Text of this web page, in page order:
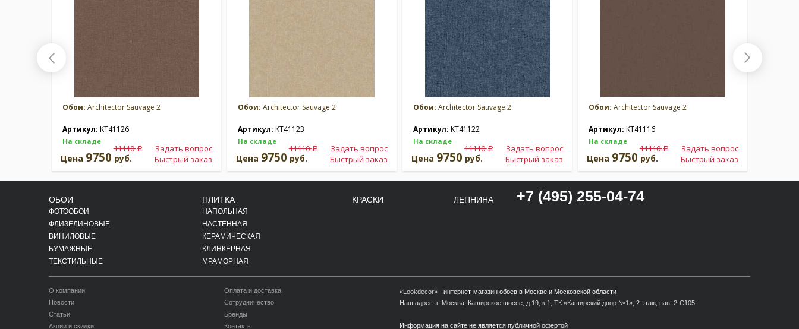
Обои: Architector Sauvage 2
Артикул: KT41126
На складе
Задать вопрос
Быстрый заказ
Цена 9750 руб.
11110a
Обои: Architector Sauvage 2
Артикул: KT41123
На складе
Задать вопрос
Быстрый заказ
Цена 9750 руб.
11110a
Обои: Architector Sauvage 2
Артикул: KT41122
На складе
Задать вопрос
Быстрый заказ
Цена 9750 руб.
11110a
Обои: Architector Sauvage 2
Артикул: KT41116
На складе
Задать вопрос
Быстрый заказ
Цена 9750 руб.
11110a
ОБОИ
ФОТООБОИ
ФЛИЗЕЛИНОВЫЕ
ВИНИЛОВЫЕ
БУМАЖНЫЕ
ТЕКСТИЛЬНЫЕ
ПЛИТКА
НАПОЛЬНАЯ
НАСТЕННАЯ
КЕРАМИЧЕСКАЯ
КЛИНКЕРНАЯ
МРАМОРНАЯ
КРАСКИ ЛЕПНИНА +7 (495) 255-04-74
О компании
Новости
Статьи
Акции и скидки
Оплата и доставка
Сотрудничество
Бренды
Контакты
«Lookdecor» - интернет-магазин обоев в Москве и Московской области
Наш адрес: г. Москва, Каширское шоссе, д.19, к.1, ТК «Каширский двор №1», 2 этаж, пав. 2-С105.
Информация на сайте не является публичной офертой